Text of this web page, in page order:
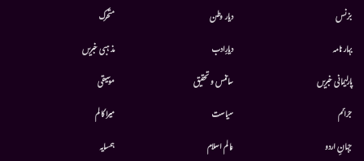
بزنس
بہار نامہ
پارلیمانی خبریں
جرائم
جہانِ اردو
دیار وطن
دیارِادب
سائنس و تحقیق
سیاست
عالم اسلام
متحرك
مذہبی خبریں
موسيقى
میرا کالم
ہمسایہ